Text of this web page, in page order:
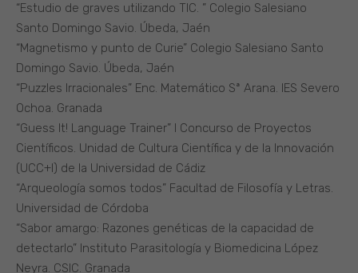
“Estudio de graves utilizando TIC. ” Colegio Salesiano
Santo Domingo Savio. Úbeda, Jaén
“Magnetismo y punto de Curie” Colegio Salesiano Santo
Domingo Savio. Úbeda, Jaén
“Puzzles Irracionales” Enc. Matemático Sª Arana. IES Severo
Ochoa. Granada
“Guess It! Language Trainer” I Concurso de Proyectos
Científicos. Unidad de Cultura Científica y de la Innovación
(UCC+I) de la Universidad de Cádiz
“Arqueología somos todos” Facultad de Filosofía y Letras.
Universidad de Córdoba
“Sabor amargo: Razones genéticas de la capacidad de
detectarlo” Instituto Parasitología y Biomedicina López
Neyra. CSIC. Granada